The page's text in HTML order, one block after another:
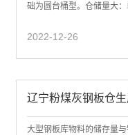
础为圆台桶型。仓储量大
2022-12-26
辽宁粉煤灰钢板仓
大型钢板库物料的储存量